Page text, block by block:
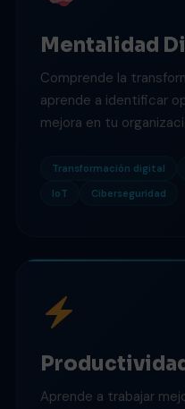
Mentalidad
Comprende la
aprende a identificar
mejora en tu
Transformación digital
IoT
Ciberseguridad
Aprende a trabajar